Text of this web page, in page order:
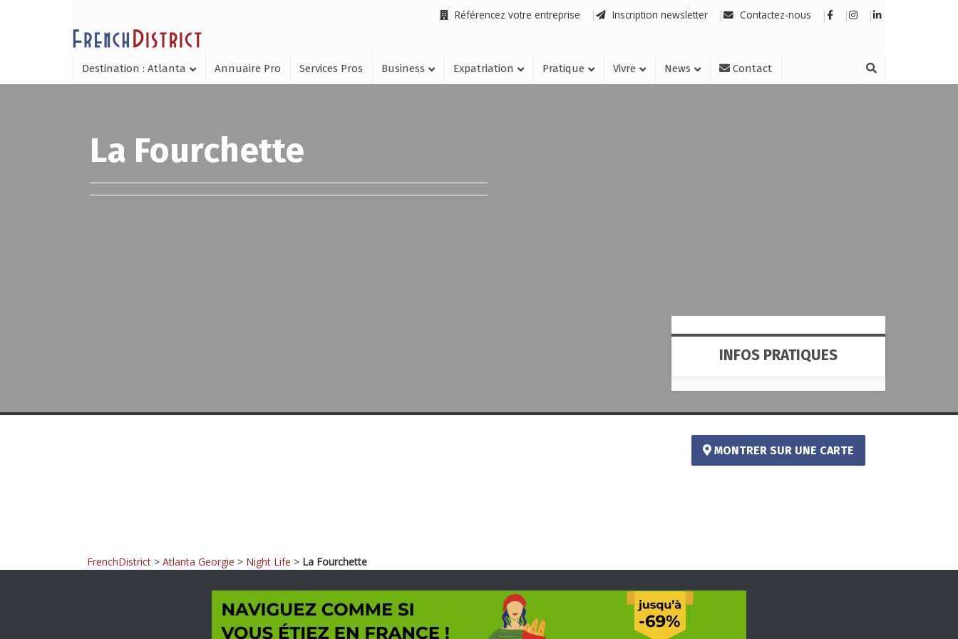
Référencez votre entreprise Inscription newsletter Contactez-nous
Destination : Atlanta Annuaire Pro Services Pros Business Expatriation Pratique Vivre News Contact
La Fourchette
INFOS PRATIQUES
MONTRER SUR UNE CARTE
FrenchDistrict > Atlanta Georgie > Night Life > La Fourchette